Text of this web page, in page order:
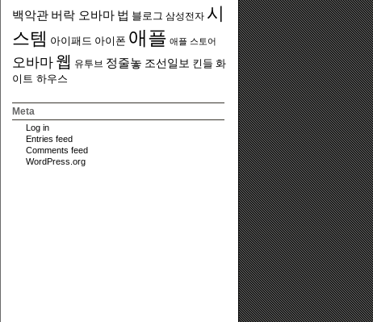
백악관 버락 오바마 법 블로그 삼성전자 시
스템 아이패드 아이폰 애플 애플 스토어
오바마 웹 유투브 정줄놓 조선일보 킨들 화
이트 하우스
Meta
Log in
Entries feed
Comments feed
WordPress.org